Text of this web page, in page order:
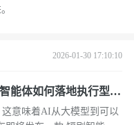
2026-01-30 17:10:10
能体如何落地执行型 A
这意味着AI从大模型到可以